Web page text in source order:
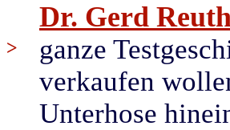
>
Dr. Gerd
ganze
verkaufen
Unterhose